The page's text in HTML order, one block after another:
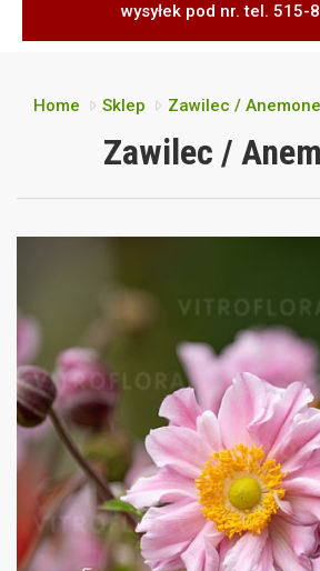
wysyłek pod nr. tel. 515-
Home Sklep Zawilec /
Zawilec /